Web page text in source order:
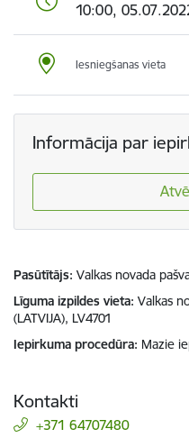
10:00,
Iesniegšanas vieta
Informācija par
Pasūtītājs Valkas novada
Līguma izpildes vieta Valkas
(LATVIJA), LV4701
Iepirkuma procedūra Mazie
Kontakti
+371 64707480